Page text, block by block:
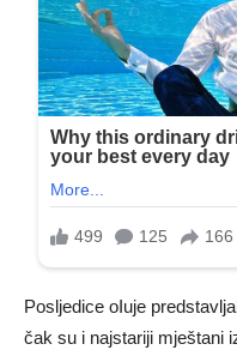
Posljedice oIuje
čak su i najstariji mještani